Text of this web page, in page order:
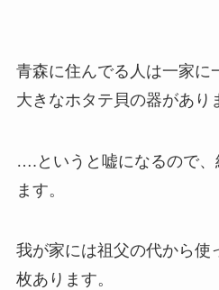
青森に住んでる人は一家に
大きなホタテ貝の器があり
….というと嘘になるので
ます。
我が家には祖父の代から使
枚あります。